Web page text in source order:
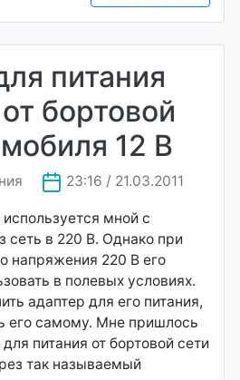
питания
бортовой
12 В
23:16 / 21.03.2011
мной с
сеть в 220 В. Однако при
напряжения 220 В его
в полевых условиях.
адаптер для его питания,
его самому. Мне пришлось
питания от бортовой сети
так называемый